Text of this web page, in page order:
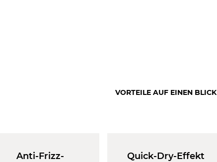
VORTEILE AUF EINEN BLICK
Anti-Frizz-
Quick-Dry-Effekt